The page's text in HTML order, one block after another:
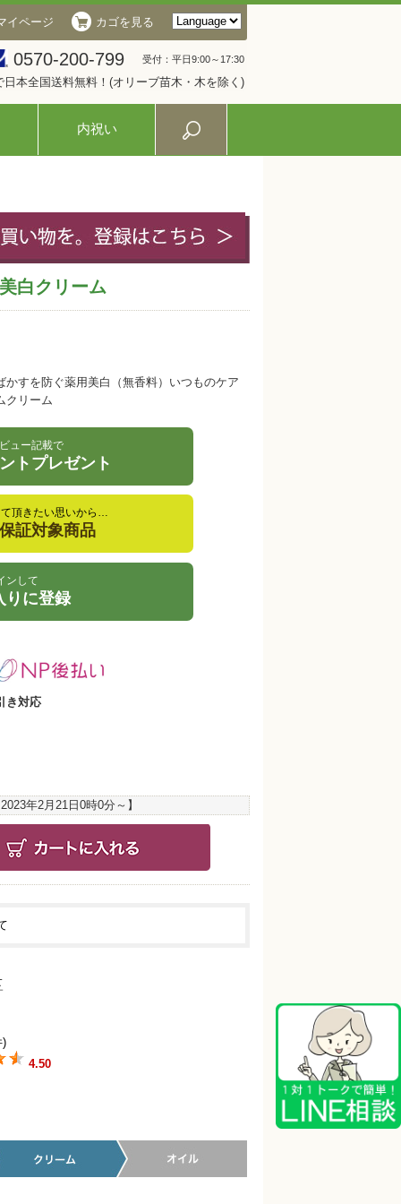
イページ カゴを見る
0570-200-799 受付：平日9:00～17:30
本全国送料無料！(オリーブ苗木・木を除く)
内祝い
白クリーム
すを防ぐ薬用美白（無香料）いつものケア
クリーム
ュー記載で
トプレゼント
頂きたい思いから…
証対象商品
ンして
りに登録
き対応
2023年2月21日0時0分 ～】
)
4.50